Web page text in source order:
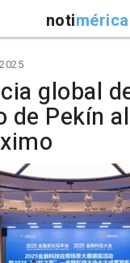
notimérica
global
de Pekín